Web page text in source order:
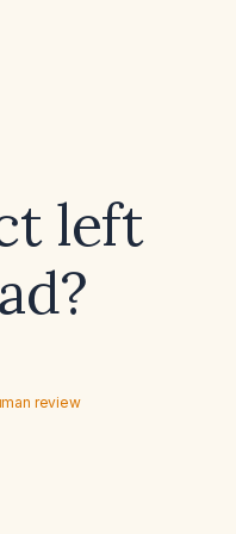
left
review